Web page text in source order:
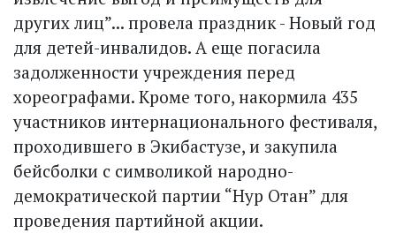
других лиц”... провела праздник - Новый год
для детей-инвалидов. А еще погасила
задолженности учреждения перед
хореографами. Кроме того, накормила 435
участников интернационального фестиваля,
проходившего в Экибастузе, и закупила
бейсболки с символикой народно-
демократической партии “Нур Отан” для
проведения партийной акции.